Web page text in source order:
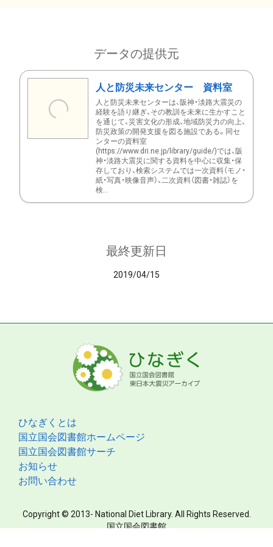
データの提供元
人と防災未来センター 資料室
人と防災未来センターは、阪神・淡路大震災の
経験を語り継ぎ、その教訓を未来に生かすこと
を通じて、災害文化の形成、地域防災力の向上、
防災政策の開発支援を図る施設である。同セ
ンターの資料室
(https://www.dri.ne.jp/library/guide/)では、阪
神・淡路大震災に関する資料を中心に収集・保
存しており、検索システムでは一次資料（モノ・
紙・写真・映像音声）、二次資料（図書・雑誌）を
検...
最終更新日
2019/04/15
ひなぎくとは
国立国会図書館ホームページ
国立国会図書館サーチ
お知らせ
お問い合わせ
Copyright © 2013- National Diet Library. All Rights Reserved.